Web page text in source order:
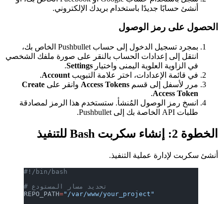
أنشئ حسابًا جديدًا باستخدام بريدك الإلكتروني.
الحصول على رمز الوصول
بمجرد تسجيل الدخول إلى حساب Pushbullet الخاص بك،
انتقل إلى إعدادات الحساب بالنقر على صورة ملفك الشخصي
في الزاوية العلوية اليمنى واختيار Settings
.
في قائمة الإعدادات، اختر علامة التبويبAccount
.
مرر لأسفل إلى قسمAccess Tokensوانقر على Create
Access Token
.
انسخ رمز الوصول المُنشأ. ستستخدم هذا الرمز لمصادقة
طلبات API الخاصة بك إلى Pushbullet.
الخطوة 2: إنشاء سكربت Bash للتنفيذ
أنشئ سكربت لإدارة عملية التنفيذ.
#!/bin/bash
# تحديد مسار المستودع
REPO_PATH= "/var/www/your_project"